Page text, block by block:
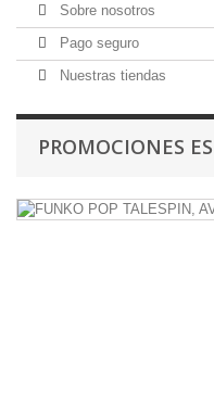
Sobre nosotros
Pago seguro
Nuestras tiendas
PROMOCIONES